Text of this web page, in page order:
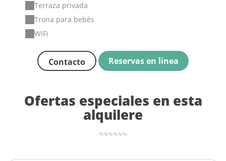
Terraza privada
Trona para bebés
WiFi
Contacto Reservas en linea
Ofertas especiales en esta
alquilere